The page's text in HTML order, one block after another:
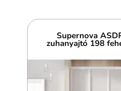
Supernova
zuhanyajtó 198